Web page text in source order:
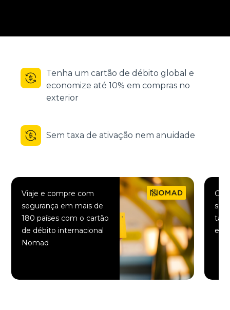
Tenha um cartão de débito global e
economize até 10% em compras no
exterior
Sem taxa de ativação nem anuidade
Viaje e compre com
segurança em mais de
180 países com o cartão
de débito internacional
Nomad